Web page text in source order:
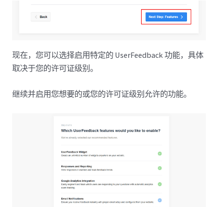
现在，您可以选择启用特定的 UserFeedback 功能，具体
取决于您的许可证级别。
继续并启用您想要的或您的许可证级别允许的功能。